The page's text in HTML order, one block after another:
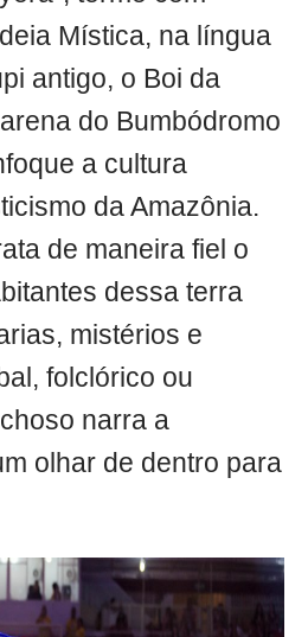
Mística, na língua
antigo, o Boi da
do Bumbódromo
a cultura
da Amazônia.
de maneira fiel o
dessa terra
mistérios e
folclórico ou
narra a
olhar de dentro para